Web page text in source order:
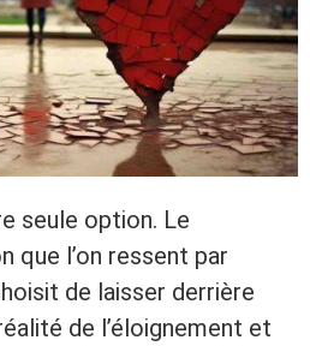
seule option. Le
que l’on ressent par
de laisser derrière
de l’éloignement et